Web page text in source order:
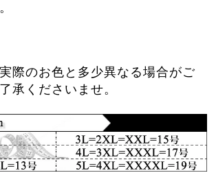
際のお色と多少異なる場合がご
承くださいませ。